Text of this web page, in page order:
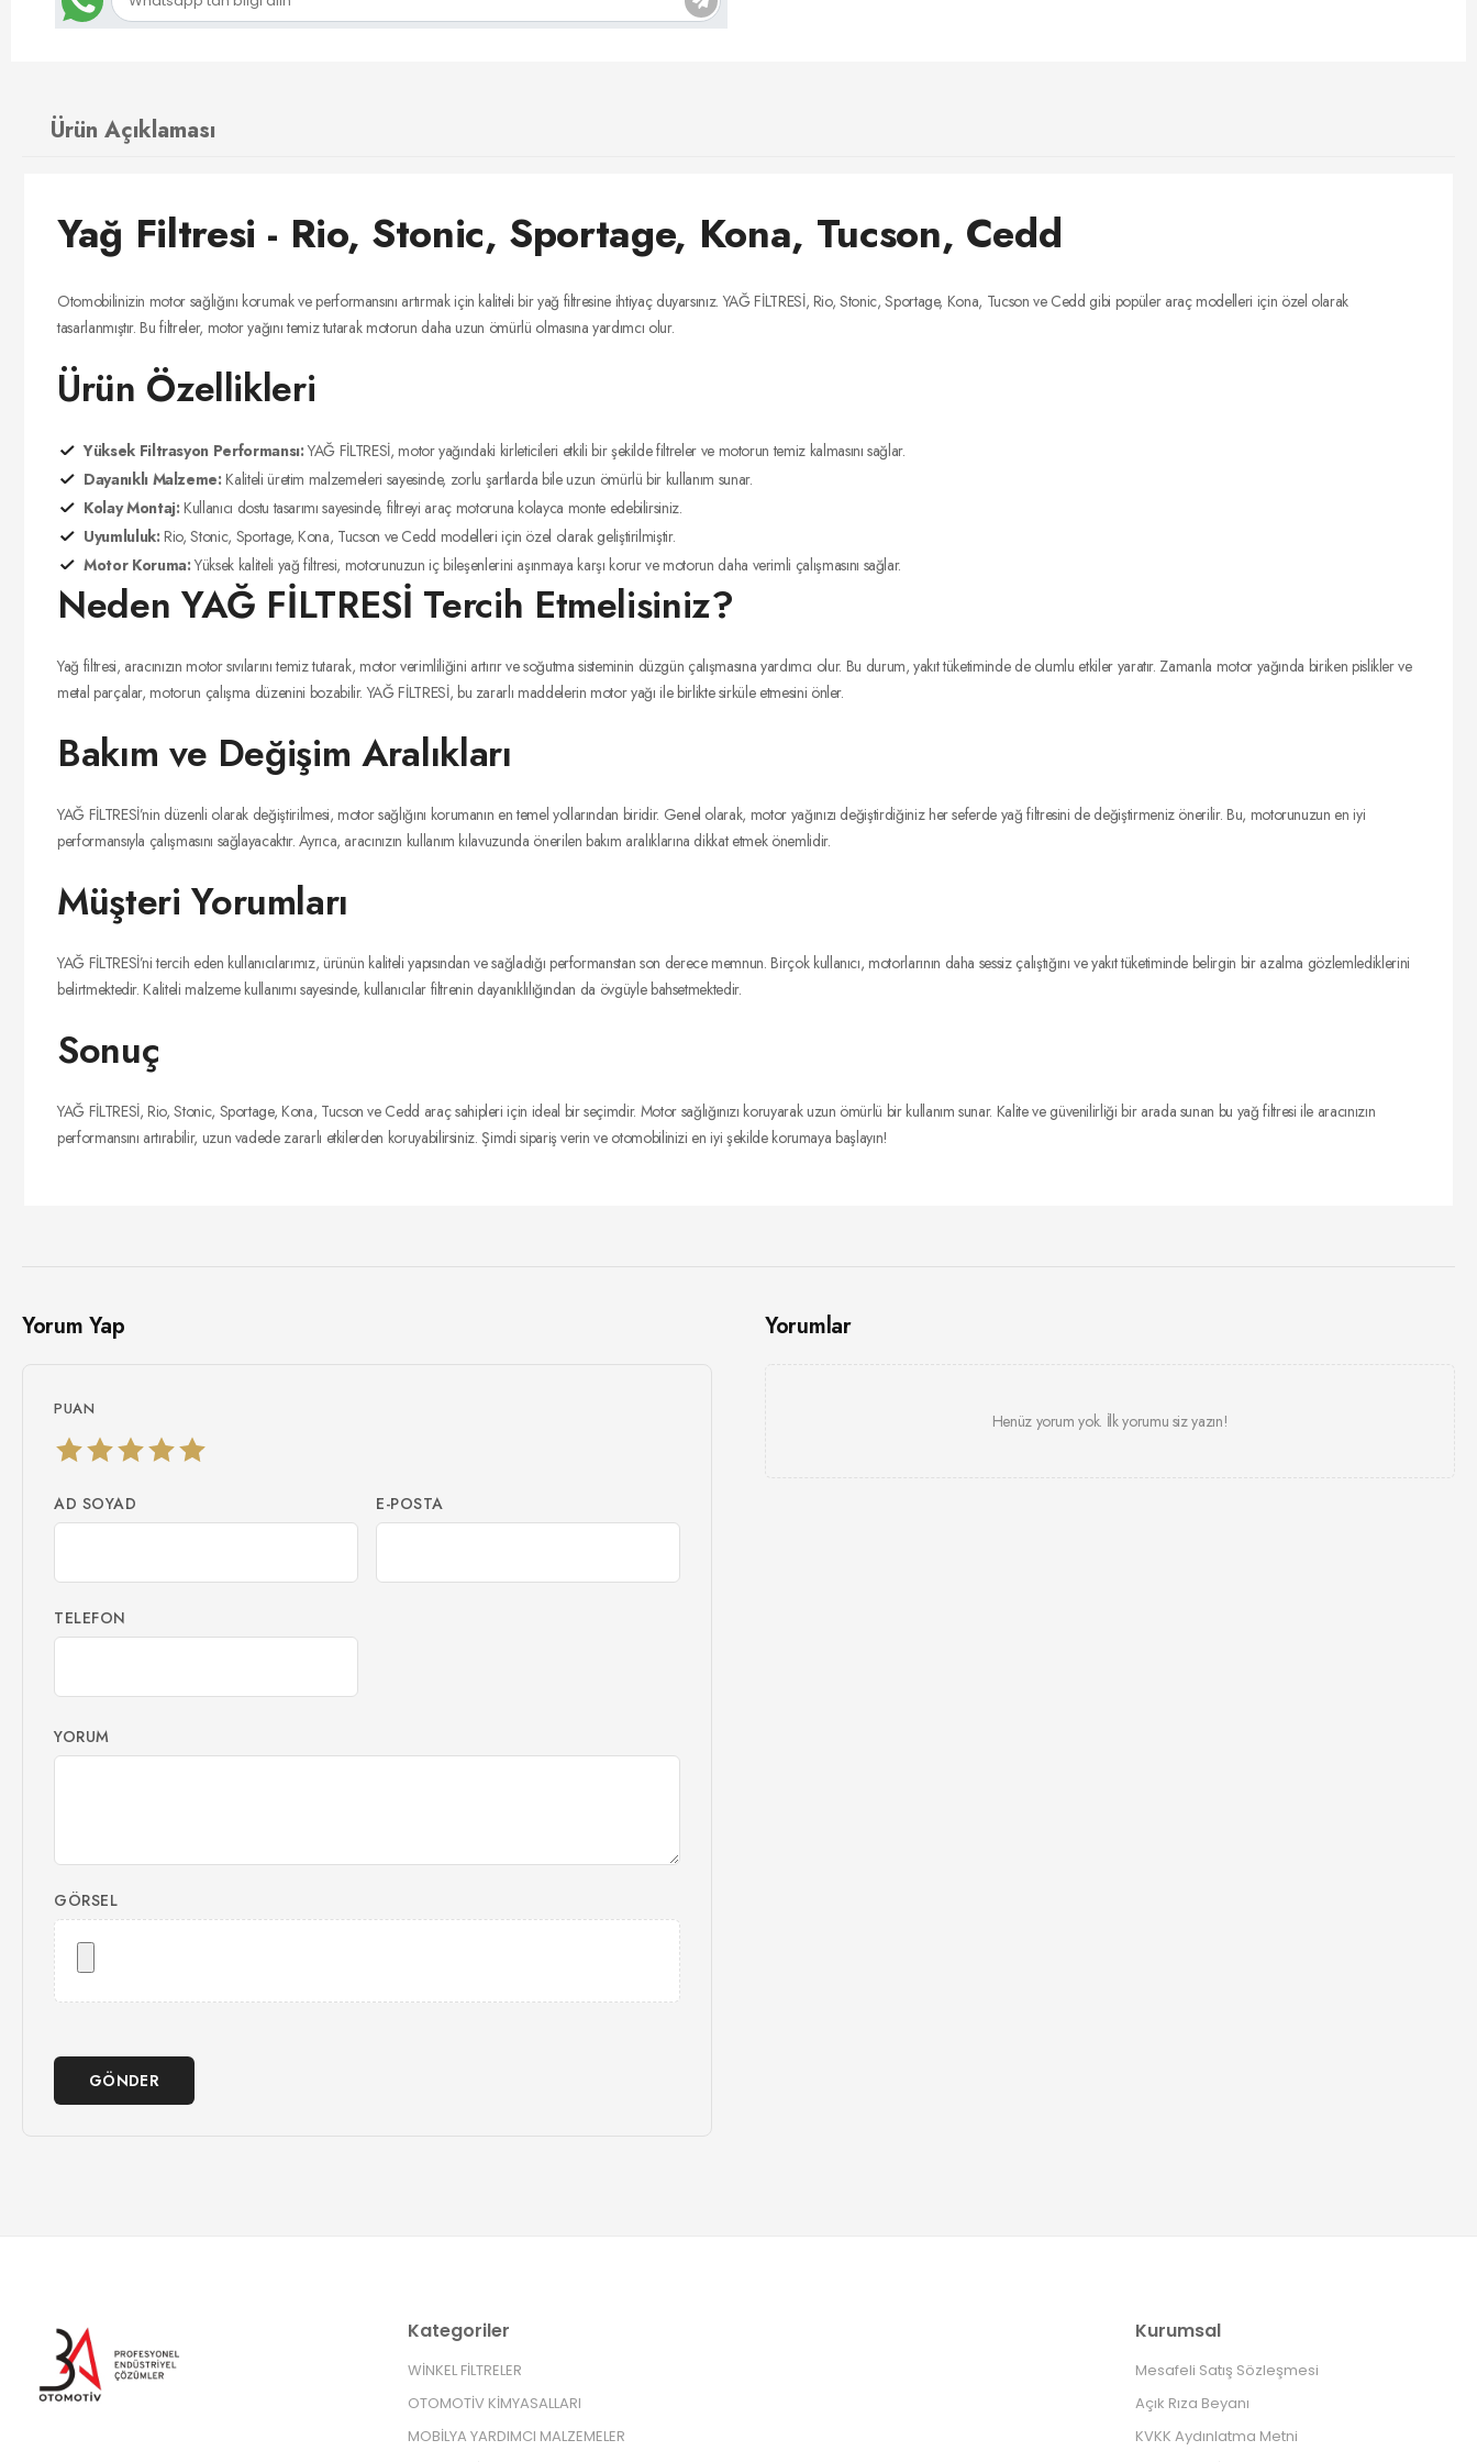
Ürün Açıklaması
Yağ Filtresi - Rio, Stonic, Sportage, Kona, Tucson, Cedd
Otomobilinizin motor sağlığını korumak ve performansını artırmak için kaliteli bir yağ filtresine ihtiyaç duyarsınız. YAĞ FİLTRESİ, Rio, Stonic, Sportage, Kona, Tucson ve Cedd gibi popüler araç modelleri için özel olarak
tasarlanmıştır. Bu filtreler, motor yağını temiz tutarak motorun daha uzun ömürlü olmasına yardımcı olur.
Ürün Özellikleri
Yüksek Filtrasyon Performansı:YAĞ FİLTRESİ, motor yağındaki kirleticileri etkili bir şekilde filtreler ve motorun temiz kalmasını sağlar.
Dayanıklı Malzeme: Kaliteli üretim malzemeleri sayesinde, zorlu şartlarda bile uzun ömürlü bir kullanım sunar.
Kolay Montaj: Kullanıcı dostu tasarımı sayesinde, filtreyi araç motoruna kolayca monte edebilirsiniz.
Uyumluluk: Rio, Stonic, Sportage, Kona, Tucson ve Cedd modelleri için özel olarak geliştirilmiştir.
Motor Koruma:Yüksek kaliteli yağ filtresi, motorunuzun iç bileşenlerini aşınmaya karşı korur ve motorun daha verimli çalışmasını sağlar.
Neden YAĞ FİLTRESİ Tercih Etmelisiniz?
Yağ filtresi, aracınızın motor sıvılarını temiz tutarak, motor verimliliğini artırır ve soğutma sisteminin düzgün çalışmasına yardımcı olur. Bu durum, yakıt tüketiminde de olumlu etkiler yaratır. Zamanla motor yağında biriken pislikler ve
metal parçalar, motorun çalışma düzenini bozabilir. YAĞ FİLTRESİ, bu zararlı maddelerin motor yağı ile birlikte sirküle etmesini önler.
Bakım ve Değişim Aralıkları
YAĞ FİLTRESİ’nin düzenli olarak değiştirilmesi, motor sağlığını korumanın en temel yollarından biridir. Genel olarak, motor yağınızı değiştirdiğiniz her seferde yağ filtresini de değiştirmeniz önerilir. Bu, motorunuzun en iyi
performansıyla çalışmasını sağlayacaktır. Ayrıca, aracınızın kullanım kılavuzunda önerilen bakım aralıklarına dikkat etmek önemlidir.
Müşteri Yorumları
YAĞ FİLTRESİ’ni tercih eden kullanıcılarımız, ürünün kaliteli yapısından ve sağladığı performanstan son derece memnun. Birçok kullanıcı, motorlarının daha sessiz çalıştığını ve yakıt tüketiminde belirgin bir azalma gözlemlediklerini
belirtmektedir. Kaliteli malzeme kullanımı sayesinde, kullanıcılar filtrenin dayanıklılığından da övgüyle bahsetmektedir.
Sonuç
YAĞ FİLTRESİ, Rio, Stonic, Sportage, Kona, Tucson ve Cedd araç sahipleri için ideal bir seçimdir. Motor sağlığınızı koruyarak uzun ömürlü bir kullanım sunar. Kalite ve güvenilirliği bir arada sunan bu yağ filtresi ile aracınızın
performansını artırabilir, uzun vadede zararlı etkilerden koruyabilirsiniz. Şimdi sipariş verin ve otomobilinizi en iyi şekilde korumaya başlayın!
Yorum Yap
PUAN
AD SOYAD E-POSTA
TELEFON
YORUM
GÖRSEL
GÖNDER
Yorumlar
Henüz yorum yok. İlk yorumu siz yazın!
Kategoriler
WİNKEL FİLTRELER
OTOMOTİV KİMYASALLARI
MOBİLYA YARDIMCI MALZEMELER
Kurumsal
Mesafeli Satış Sözleşmesi
Açık Rıza Beyanı
KVKK Aydınlatma Metni